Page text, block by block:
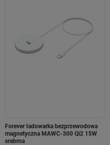
Forever ładowarka bezprzewodowa
magnetyczna MAWC-300 Qi2 15W
srebrna